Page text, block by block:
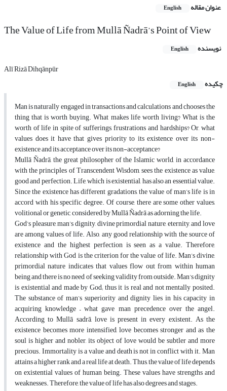
عنوان مقاله English
The Value of Life from Mullā Ñadrā’s Point of View
نویسنده English
Alī Rizā Dihqānpūr
چکیده
English
Man is naturally engaged in transactions and calculations and chooses the
thing that is worth buying. What makes life worth living? What is the
worth of life in spite of sufferings, frustrations and hardships? Or, what
values does it have that gives priority to its existence over its non-
existence and its acceptance over its non-acceptance?
Mullā Ñadrā, the great philosopher of the Islamic world, in accordance
with the principles of Transcendent Wisdom, sees the existence as value,
good and perfection. Life, which is existential, has also an essential value.
Since the existence has different gradations, the value of man’s life is in
accord with his specific degree. Of course, there are some other values,
volitional or genetic, considered by Mullā Ñadrā as adorning the life.
God’s pleasure, man’s dignity, divine primordial nature, eternity, and love
are among values of life. Also, any good relationship with the source of
existence and the highest perfection is seen as a value. Therefore,
relationship with God is the criterion for the value of life. Man’s divine,
primordial nature indicates that values flow out from within human
being and there is no need of seeking validity from outside. Man’s dignity
is existential and made by God; thus it is real and not mentally posited.
The substance of man’s superiority and dignity lies in his capacity in
acquiring knowledge – what gave man precedence over the angel.
According to Mullā sadrā, love is present in every existent. As the
existence becomes more intensified, love becomes stronger and as the
soul is higher and nobler, its object of love would be subtler and more
precious. Immortality is a value and death is not in conflict with it. Man
attains a higher rank and a real life at death. Thus, the value of life depends
on existential values of human being. These values have strengths and
weaknesses. Therefore, the value of life has also degrees and stages.